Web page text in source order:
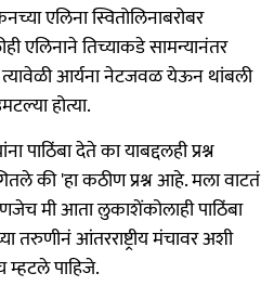
एलिना स्वितोलिनाबरोबर
एलिनाने तिच्याकडे सामन्यानंतर
त्यावेळी आर्यना नेटजवळ येऊन थांबली
होत्या.
पाठिंबा देते का याबद्दलही प्रश्न
की 'हा कठीण प्रश्न आहे. मला वाटतं
मी आता लुकाशेंकोलाही पाठिंबा
तरुणीनं आंतरराष्ट्रीय मंचावर अशी
पाहिजे.